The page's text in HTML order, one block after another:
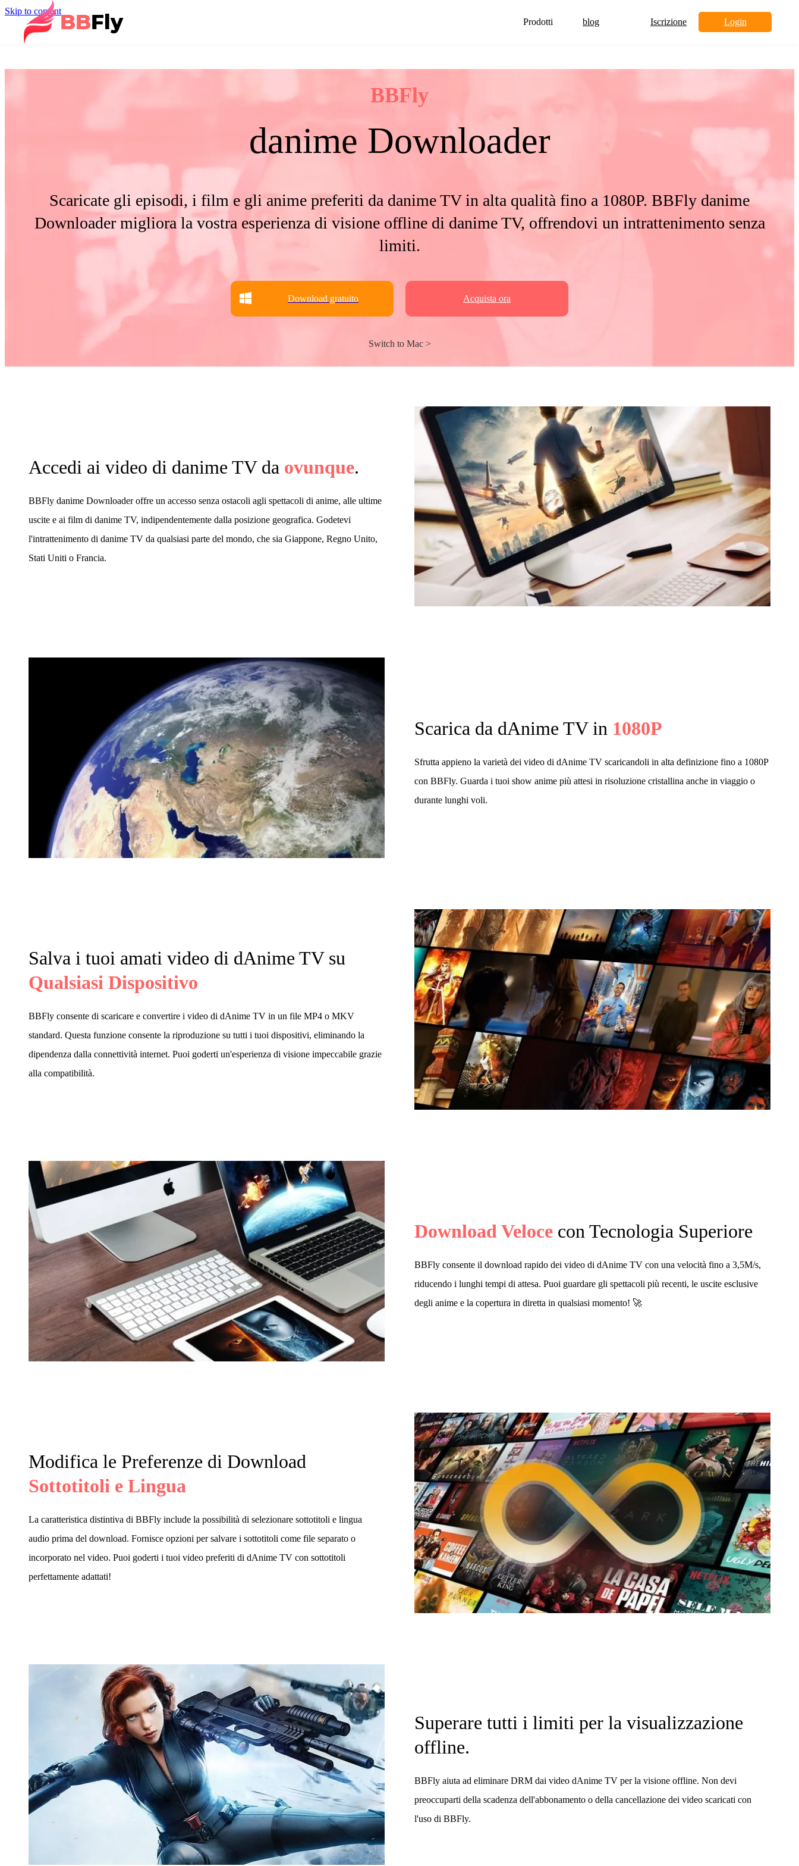
Skip to content
Prodotti
blog Iscrizione Login
BBFly
danime Downloader
Scaricate gli episodi, i film e gli anime preferiti da danime TV in alta qualità fino a 1080P. BBFly danime
Downloader migliora la vostra esperienza di visione offline di danime TV, offrendovi un intrattenimento senza
limiti.
Download gratuito Acquista ora
Switch to Mac >
Accedi ai video di danime TV da ovunque.
BBFly danime Downloader offre un accesso senza ostacoli agli spettacoli di anime, alle ultime
uscite e ai film di danime TV, indipendentemente dalla posizione geografica. Godetevi
l'intrattenimento di danime TV da qualsiasi parte del mondo, che sia Giappone, Regno Unito,
Stati Uniti o Francia.
Scarica da dAnime TV in 1080P
Sfrutta appieno la varietà dei video di dAnime TV scaricandoli in alta definizione fino a 1080P
con BBFly. Guarda i tuoi show anime più attesi in risoluzione cristallina anche in viaggio o
durante lunghi voli.
Salva i tuoi amati video di dAnime TV su
Qualsiasi Dispositivo
BBFly consente di scaricare e convertire i video di dAnime TV in un file MP4 o MKV
standard. Questa funzione consente la riproduzione su tutti i tuoi dispositivi, eliminando la
dipendenza dalla connettività internet. Puoi goderti un'esperienza di visione impeccabile grazie
alla compatibilità.
Download Velocecon Tecnologia Superiore
BBFly consente il download rapido dei video di dAnime TV con una velocità fino a 3,5M/s,
riducendo i lunghi tempi di attesa. Puoi guardare gli spettacoli più recenti, le uscite esclusive
degli anime e la copertura in diretta in qualsiasi momento! 🚀
Modifica le Preferenze di Download
Sottotitoli e Lingua
La caratteristica distintiva di BBFly include la possibilità di selezionare sottotitoli e lingua
audio prima del download. Fornisce opzioni per salvare i sottotitoli come file separato o
incorporato nel video. Puoi goderti i tuoi video preferiti di dAnime TV con sottotitoli
perfettamente adattati!
Superare tutti i limiti per la visualizzazione
offline.
BBFly aiuta ad eliminare DRM dai video dAnime TV per la visione offline. Non devi
preoccuparti della scadenza dell'abbonamento o della cancellazione dei video scaricati con
l'uso di BBFly.